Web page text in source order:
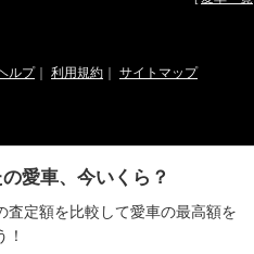
ルプ｜ 利用規約 サイトマップ
愛車、今いくら？
査定額を比較して愛車の最高額を
！